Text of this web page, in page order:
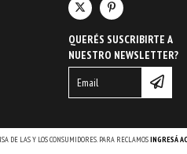
QUERÉS SUSCRIBIRTE A
NUESTRO NEWSLETTER?
DE LAS Y LOS CONSUMIDORES. PARA RECLAMOSINGRESÁ